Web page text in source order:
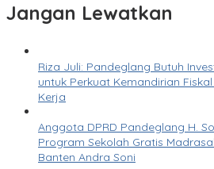
Jangan Lewatkan
Riza Juli: Pandeglang Butuh
untuk Perkuat Kemandirian
Kerja
Anggota DPRD Pandeglang H.
Program Sekolah Gratis
Banten Andra Soni